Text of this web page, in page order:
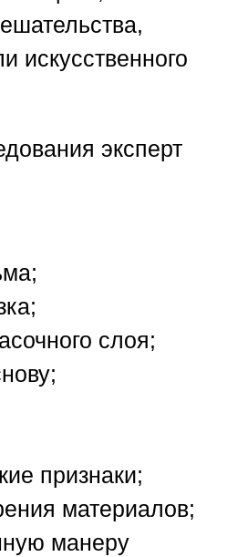
искусственного
эксперт
слоя;
признаки;
материалов;
манеру